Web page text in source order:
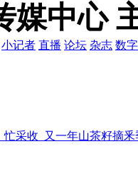
媒中心
小记者 直播 论坛 杂志 数
采收 又一年山茶籽摘釆